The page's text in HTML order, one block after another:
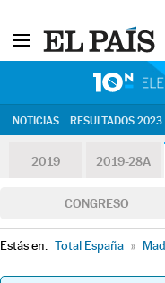
NOTICIAS RESULTADOS 2023
2019 2019-28A
CONGRESO
Estás en: Total España »